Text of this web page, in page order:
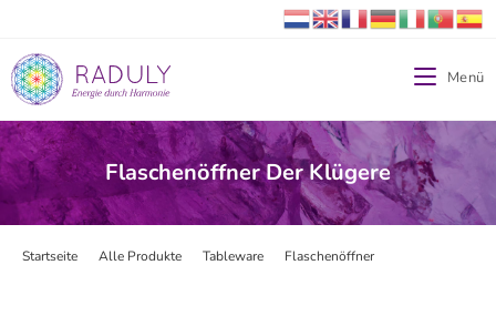
Menü
Flaschenöffner Der Klügere
Startseite Alle Produkte Tableware Flaschenöffner